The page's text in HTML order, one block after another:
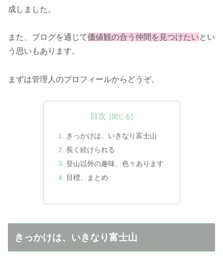
成しました。
また、ブログを通じて価値観の合う仲間を見つけたいとい
う思いもあります。
まずは管理人のプロフィールからどうぞ。
目次
きっかけは、いきなり富士山
長く続けられる
登山以外の趣味、色々あります
目標、まとめ
きっかけは、いきなり富士山